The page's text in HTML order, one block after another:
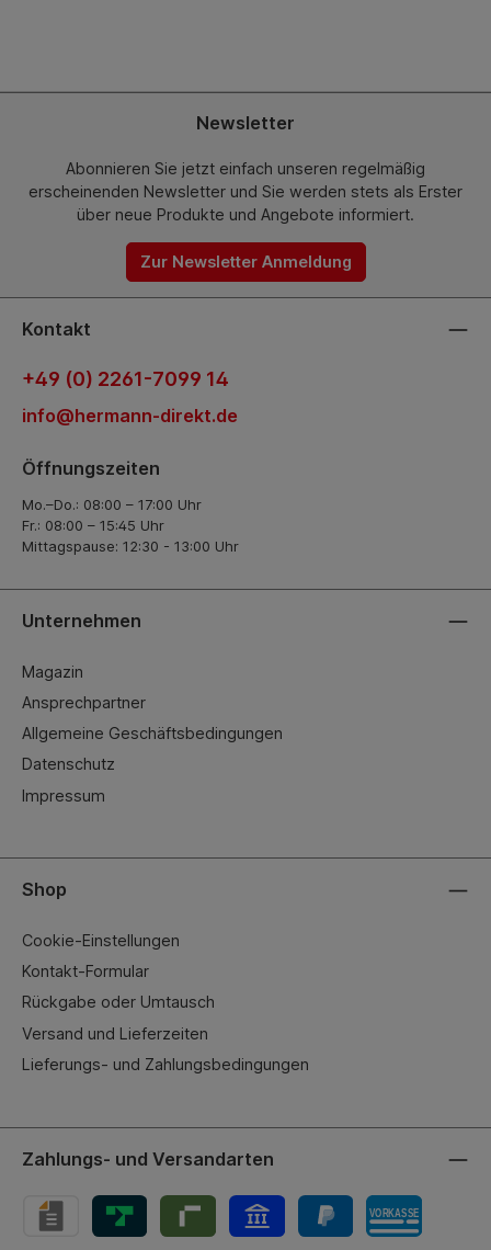
Newsletter
Abonnieren Sie jetzt einfach unseren regelmäßig
erscheinenden Newsletter und Sie werden stets als Erster
über neue Produkte und Angebote informiert.
Zur Newsletter Anmeldung
Kontakt
+49 (0) 2261-7099 14
info@hermann-direkt.de
Öffnungszeiten
Mo.–Do.: 08:00 – 17:00 Uhr
Fr.: 08:00 – 15:45 Uhr
Mittagspause: 12:30 - 13:00 Uhr
Unternehmen
Magazin
Ansprechpartner
Allgemeine Geschäftsbedingungen
Datenschutz
Impressum
Shop
Cookie-Einstellungen
Kontakt-Formular
Rückgabe oder Umtausch
Versand und Lieferzeiten
Lieferungs- und Zahlungsbedingungen
Zahlungs- und Versandarten